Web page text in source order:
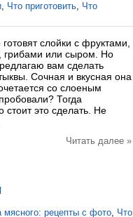
, Что приготовить, Что
слойки с фруктами,
грибами или сыром. Но
вам сделать
Сочная и вкусная она
со слоеным
Тогда
стоит это сделать. Не
Читать далее »
рецепты с фото, Что